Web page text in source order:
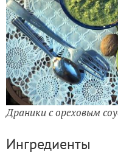
Драники с ореховым
Ингредиенты